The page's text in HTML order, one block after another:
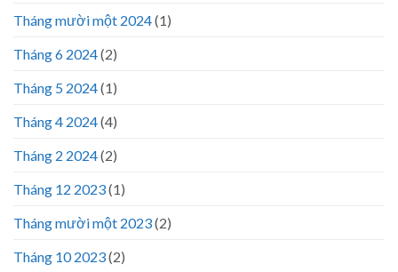
Tháng mười một 2024(1)
Tháng 6 2024(2)
Tháng 5 2024(1)
Tháng 4 2024(4)
Tháng 2 2024(2)
Tháng 12 2023(1)
Tháng mười một 2023(2)
Tháng 10 2023(2)